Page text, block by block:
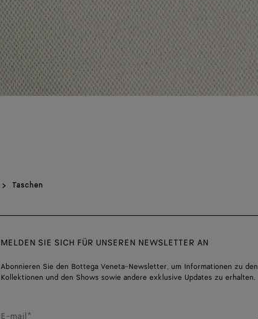
Taschen
MELDEN SIE SICH FÜR UNSEREN NEWSLETTER AN
Abonnieren Sie den Bottega Veneta-Newsletter, um Informationen zu den
Kollektionen und den Shows sowie andere exklusive Updates zu erhalten.
E-mail*